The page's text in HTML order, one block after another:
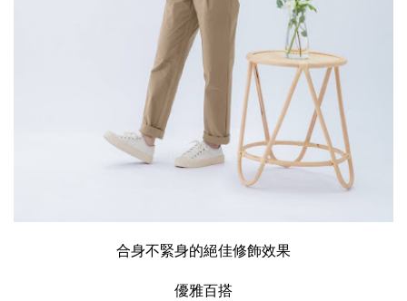
合身不緊身的絕佳修飾效果
優雅百搭